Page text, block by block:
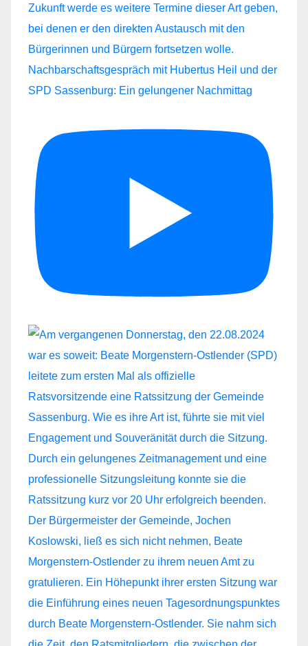
Nachbarschaftsgespräch mit Hubertus Heil und der
SPD Sassenburg: Ein gelungener Nachmittag